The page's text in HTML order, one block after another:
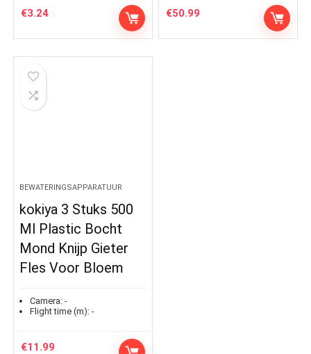
€3.24 €50.99
BEWATERINGSAPPARATUUR
kokiya 3 Stuks 500
Ml Plastic Bocht
Mond Knijp Gieter
Fles Voor Bloem
Camera: -
Flight time (m): -
€11.99